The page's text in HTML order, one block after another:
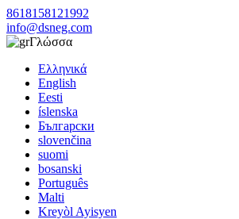
8618158121992
info@dsneg.com
Γλώσσα
Ελληνικά
English
Eesti
íslenska
Български
slovenčina
suomi
bosanski
Português
Malti
Kreyòl Ayisyen